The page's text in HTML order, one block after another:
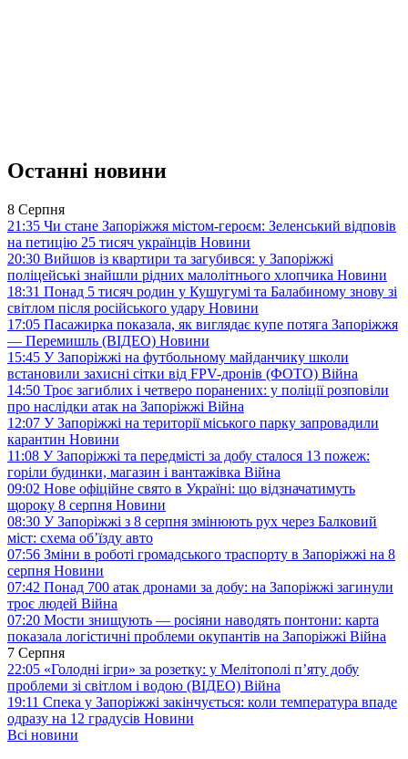
Останні новини
8 Серпня
21:35 Чи стане Запоріжжя містом-героєм: Зеленський відповів
на петицію 25 тисяч українців Новини
20:30 Вийшов із квартири та загубився: у Запоріжжі
поліцейські знайшли рідних малолітнього хлопчика Новини
18:31 Понад 5 тисяч родин у Кушугумі та Балабиному знову зі
світлом після російського удару Новини
17:05 Пасажирка показала, як виглядає купе потяга Запоріжжя
— Перемишль (ВІДЕО) Новини
15:45 У Запоріжжі на футбольному майданчику школи
встановили захисні сітки від FPV-дронів (ФОТО) Війна
14:50 Троє загиблих і четверо поранених: у поліції розповіли
про наслідки атак на Запоріжжі Війна
12:07 У Запоріжжі на території міського парку запровадили
карантин Новини
11:08 У Запоріжжі та передмісті за добу сталося 13 пожеж:
горіли будинки, магазин і вантажівка Війна
09:02 Нове офіційне свято в Україні: що відзначатимуть
щороку 8 серпня Новини
08:30 У Запоріжжі з 8 серпня змінюють рух через Балковий
міст: схема об’їзду авто
07:56 Зміни в роботі громадського траспорту в Запоріжжі на 8
серпня Новини
07:42 Понад 700 атак дронами за добу: на Запоріжжі загинули
троє людей Війна
07:20 Мости знищують — росіяни наводять понтони: карта
показала логістичні проблеми окупантів на Запоріжжі Війна
7 Серпня
22:05 «Голодні ігри» за розетку: у Мелітополі п’яту добу
проблеми зі світлом і водою (ВІДЕО) Війна
19:11 Спека у Запоріжжі закінчується: коли температура впаде
одразу на 12 градусів Новини
Всі новини